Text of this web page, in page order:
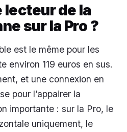
lecteur de la
sur la Pro ?
est le même pour les
environ 119 euros en sus.
et une connexion en
pour l’appairer la
importante : sur la Pro, le
uniquement, le